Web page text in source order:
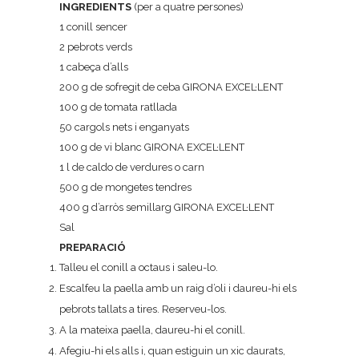
INGREDIENTS (per a quatre persones)
1 conill sencer
2 pebrots verds
1 cabeça d’alls
200 g de sofregit de ceba GIRONA EXCEL·LENT
100 g de tomata ratllada
50 cargols nets i enganyats
100 g de vi blanc GIRONA EXCEL·LENT
1 l de caldo de verdures o carn
500 g de mongetes tendres
400 g d’arròs semillarg GIRONA EXCEL·LENT
Sal
PREPARACIÓ
Talleu el conill a octaus i saleu-lo.
Escalfeu la paella amb un raig d’oli i daureu-hi els
pebrots tallats a tires. Reserveu-los.
A la mateixa paella, daureu-hi el conill.
Afegiu-hi els alls i, quan estiguin un xic daurats,